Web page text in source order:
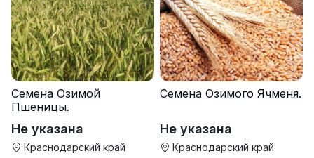
Семена Озимой
Пшеницы.
Не указана
Краснодарский край
Семена Озимого Ячменя.
Не указана
Краснодарский край